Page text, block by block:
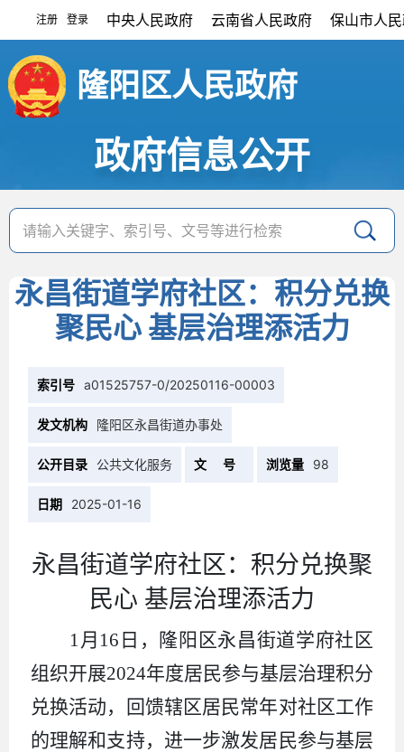
注册 登录 中央人民政府 云南省人民政府 保山市人
隆阳区人民政府
政府信息公开
永昌街道学府社区：积分兑换
聚民心 基层治理添活力
索引号 a01525757-0/20250116-00003
发文机构 隆阳区永昌街道办事处
公开目录 公共文化服务 文 号 浏览量 98
日期 2025-01-16
永昌街道学府社区： 积分兑换聚
民心 基层治理添活力
1月16日 ， 隆阳区永昌街道学府社区
组织开展2024年度居民参与基层治理积分
兑换活动，
回馈辖区居民常年对社区工作
的理解和支持，进一步激发居民参与基层